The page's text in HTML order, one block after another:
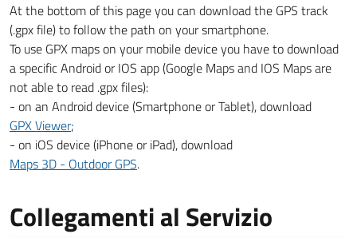
At the bottom of this page you can download the GPS track
(.gpx file) to follow the path on your smartphone.
To use GPX maps on your mobile device you have to download
a specific Android or IOS app (Google Maps and IOS Maps are
not able to read .gpx files):
- on an Android device (Smartphone or Tablet), download
GPX Viewer;
- on iOS device (iPhone or iPad), download
Maps 3D - Outdoor GPS.
Collegamenti al Servizio